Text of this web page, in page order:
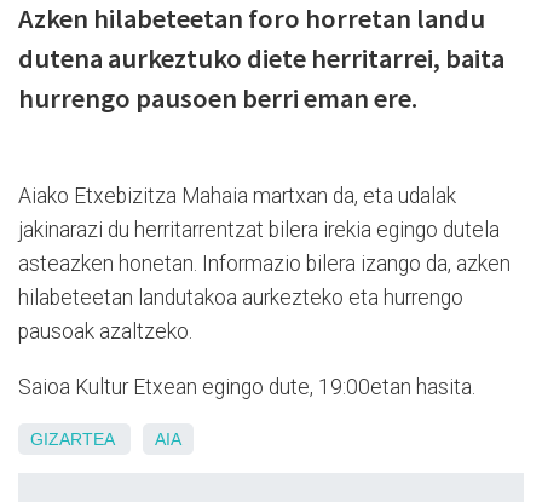
Azken hilabeteetan foro horretan landu
dutena aurkeztuko diete herritarrei, baita
hurrengo pausoen berri eman ere.
Aiako Etxebizitza Mahaia martxan da, eta udalak
jakinarazi du herritarrentzat bilera irekia egingo dutela
asteazken honetan. Informazio bilera izango da, azken
hilabeteetan landutakoa aurkezteko eta hurrengo
pausoak azaltzeko.
Saioa Kultur Etxean egingo dute, 19:00etan hasita.
GIZARTEA AIA